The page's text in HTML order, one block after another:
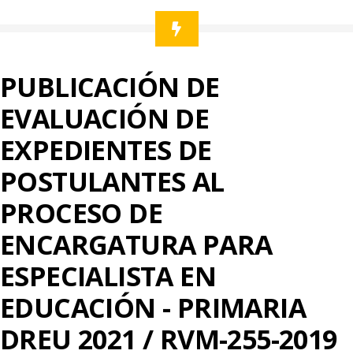
PUBLICACIÓN DE
EVALUACIÓN DE
EXPEDIENTES DE
POSTULANTES AL
PROCESO DE
ENCARGATURA PARA
ESPECIALISTA EN
EDUCACIÓN - PRIMARIA
DREU 2021 / RVM-255-2019